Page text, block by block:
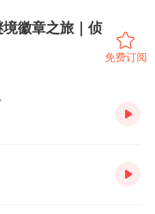
徽章之旅｜侦
免费订阅